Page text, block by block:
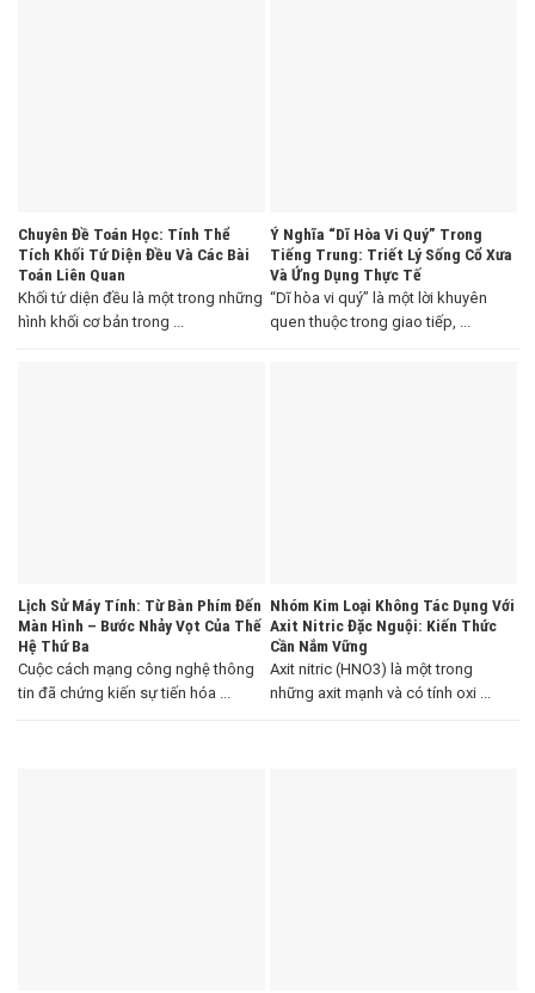
Chuyên Đề Toán Học: Tính Thể
Tích Khối Tứ Diện Đều Và Các Bài
Toán Liên Quan
Khối tứ diện đều là một trong những
hình khối cơ bản trong ...
Ý Nghĩa “Dĩ Hòa Vi Quý” Trong
Tiếng Trung: Triết Lý Sống Cổ Xưa
Và Ứng Dụng Thực Tế
“Dĩ hòa vi quý” là một lời khuyên
quen thuộc trong giao tiếp, ...
Lịch Sử Máy Tính: Từ Bàn Phím Đến
Màn Hình – Bước Nhảy Vọt Của Thế
Hệ Thứ Ba
Cuộc cách mạng công nghệ thông
tin đã chứng kiến sự tiến hóa ...
Nhóm Kim Loại Không Tác Dụng Với
Axit Nitric Đặc Nguội: Kiến Thức
Cần Nắm Vững
Axit nitric (HNO3) là một trong
những axit mạnh và có tính oxi ...